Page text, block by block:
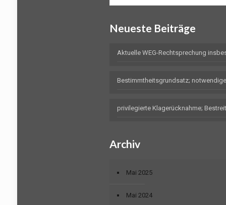
Neueste Beiträge
Aktuelle WEG-Rechtsprechung
Bestimmtheitsgrundsatz;
privilegierte Klagerücknahme;
Archiv
Mai 2025
Mai 2024